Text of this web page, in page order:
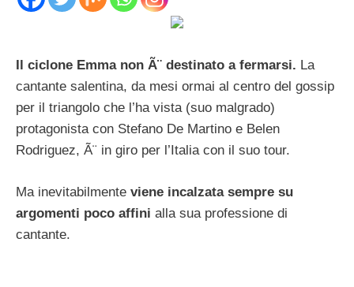
Il ciclone Emma non Ã¨ destinato a fermarsi. La
cantante salentina, da mesi ormai al centro del gossip
per il triangolo che l’ha vista (suo malgrado)
protagonista con Stefano De Martino e Belen
Rodriguez, Ã¨ in giro per l’Italia con il suo tour.
Ma inevitabilmente viene incalzata sempre su
argomenti poco affini alla sua professione di
cantante.